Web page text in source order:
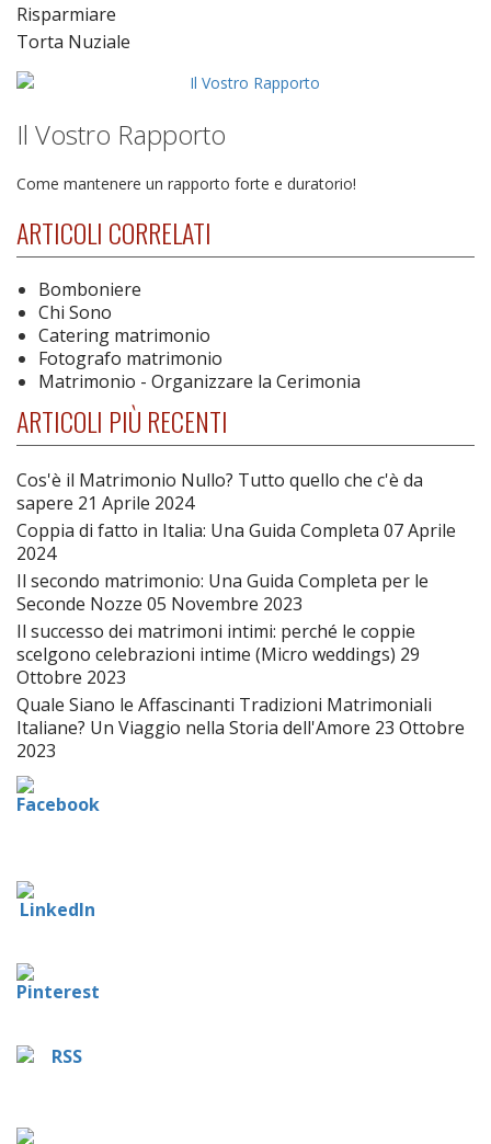
Risparmiare
Torta Nuziale
Il Vostro Rapporto
Come mantenere un rapporto forte e duratorio!
ARTICOLI CORRELATI
Bomboniere
Chi Sono
Catering matrimonio
Fotografo matrimonio
Matrimonio - Organizzare la Cerimonia
ARTICOLI PIÙ RECENTI
Cos'è il Matrimonio Nullo? Tutto quello che c'è da
sapere 21 Aprile 2024
Coppia di fatto in Italia: Una Guida Completa 07 Aprile
2024
Il secondo matrimonio: Una Guida Completa per le
Seconde Nozze 05 Novembre 2023
Il successo dei matrimoni intimi: perché le coppie
scelgono celebrazioni intime (Micro weddings) 29
Ottobre 2023
Quale Siano le Affascinanti Tradizioni Matrimoniali
Italiane? Un Viaggio nella Storia dell'Amore 23 Ottobre
2023